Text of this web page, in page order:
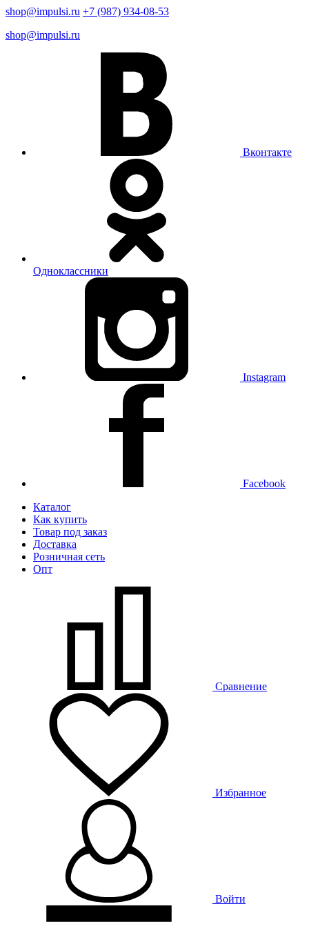
shop@impulsi.ru +7 (987) 934-08-53
shop@impulsi.ru
Вконтакте
Одноклассники
Instagram
Facebook
Каталог
Как купить
Товар под заказ
Доставка
Розничная сеть
Опт
Сравнение
Избранное
Войти